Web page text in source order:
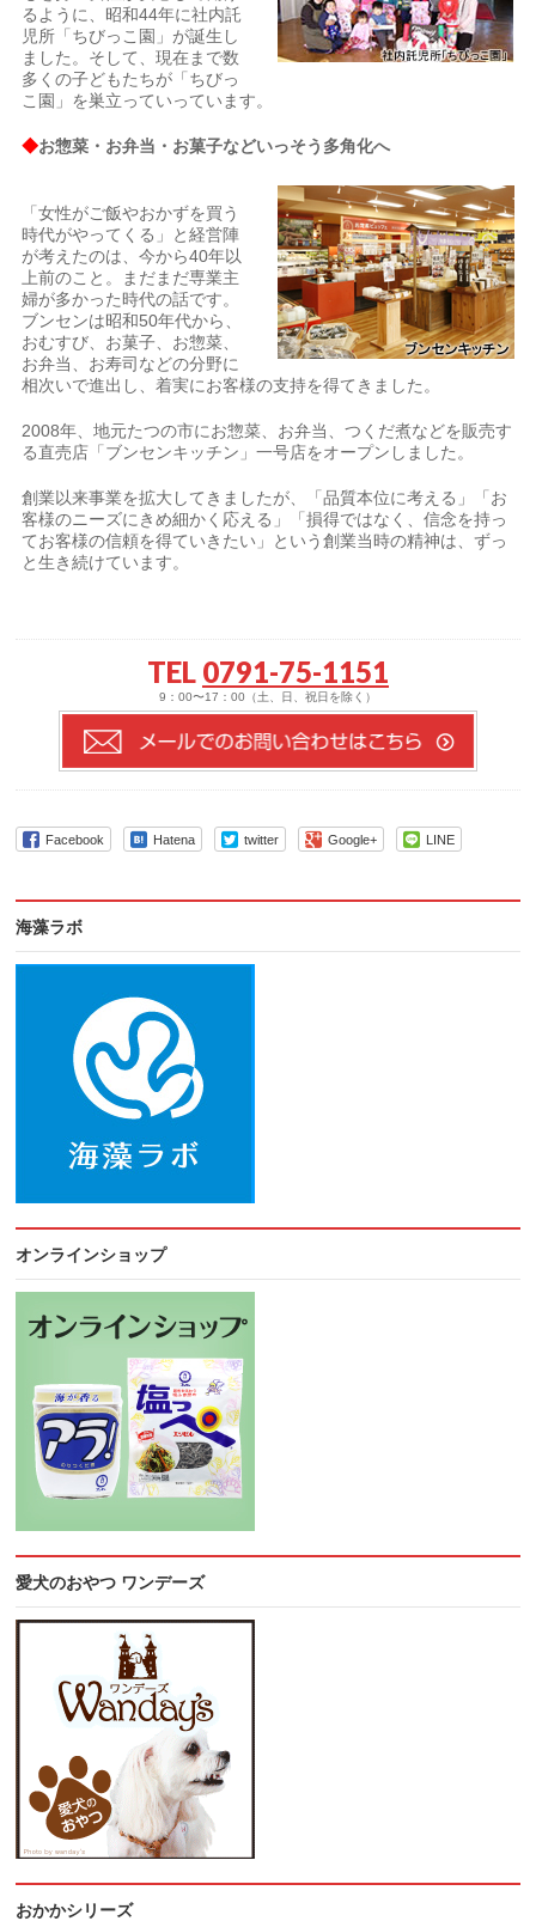
るように、昭和44年に社内託
児所「ちびっこ園」が誕生し
ました。そして、現在まで数
多くの子どもたちが「ちびっ
こ園」を巣立っていっています。
◆お惣菜・お弁当・お菓子などいっそう多角化へ
「女性がご飯やおかずを買う
時代がやってくる」と経営陣
が考えたのは、今から40年以
上前のこと。まだまだ専業主
婦が多かった時代の話です。
ブンセンは昭和50年代から、
おむすび、お菓子、お惣菜、
お弁当、お寿司などの分野に
相次いで進出し、着実にお客様の支持を得てきました。
2008年、地元たつの市にお惣菜、お弁当、つくだ煮などを販売す
る直売店「ブンセンキッチン」一号店をオープンしました。
創業以来事業を拡大してきましたが、「品質本位に考える」「お
客様のニーズにきめ細かく応える」「損得ではなく、信念を持っ
てお客様の信頼を得ていきたい」という創業当時の精神は、ずっ
と生き続けています。
TEL 0791-75-1151
9：00〜17：00（土、日、祝日を除く）
Facebook Hatena twitter Google+ LINE
海藻ラボ
オンラインショップ
愛犬のおやつ ワンデーズ
おかかシリーズ